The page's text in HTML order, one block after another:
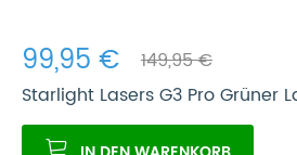
99,95 €
149,95 €
Starlight Lasers G3 Pro Grüner